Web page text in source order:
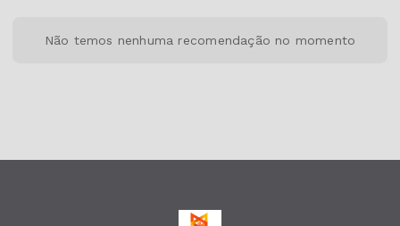
Não temos nenhuma recomendação no momento